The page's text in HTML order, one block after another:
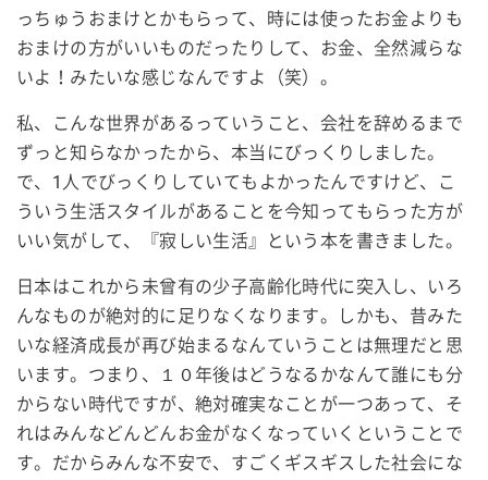
っちゅうおまけとかもらって、時には使ったお金よりも
おまけの方がいいものだったりして、お金、全然減らな
いよ！みたいな感じなんですよ（笑）。
私、こんな世界があるっていうこと、会社を辞めるまで
ずっと知らなかったから、本当にびっくりしました。
で、1人でびっくりしていてもよかったんですけど、こ
ういう生活スタイルがあることを今知ってもらった方が
いい気がして、『寂しい生活』という本を書きました。
日本はこれから未曾有の少子高齢化時代に突入し、いろ
んなものが絶対的に足りなくなります。しかも、昔みた
いな経済成長が再び始まるなんていうことは無理だと思
います。つまり、１０年後はどうなるかなんて誰にも分
からない時代ですが、絶対確実なことが一つあって、そ
れはみんなどんどんお金がなくなっていくということで
す。だからみんな不安で、すごくギスギスした社会にな